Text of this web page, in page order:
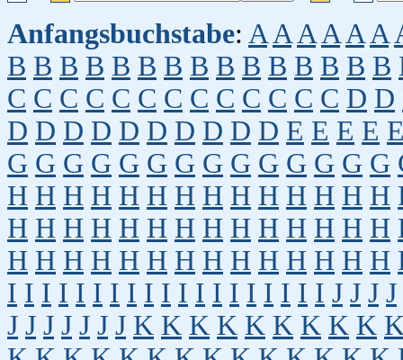
Anfangsbuchstabe: A A A A A A
B B B B B B B B B B B B B B B
C C C C C C C C C C C C C D D
D D D D D D D D D D E E E E
G G G G G G G G G G G G G G
H H H H H H H H H H H H H H
H H H H H H H H H H H H H H
H H H H H H H H H H H H H H
I I I I I I I I I I I I I I I I I I I J J J J
J J J J J J J K K K K K K K K K